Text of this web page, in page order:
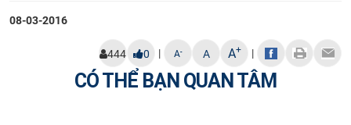
08-03-2016
444 0 | A- A A+ |
CÓ THỂ BẠN QUAN TÂM